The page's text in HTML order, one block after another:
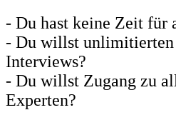
- Du hast keine Zeit für
- Du willst unlimitierten
Interviews?
- Du willst Zugang zu
Experten?